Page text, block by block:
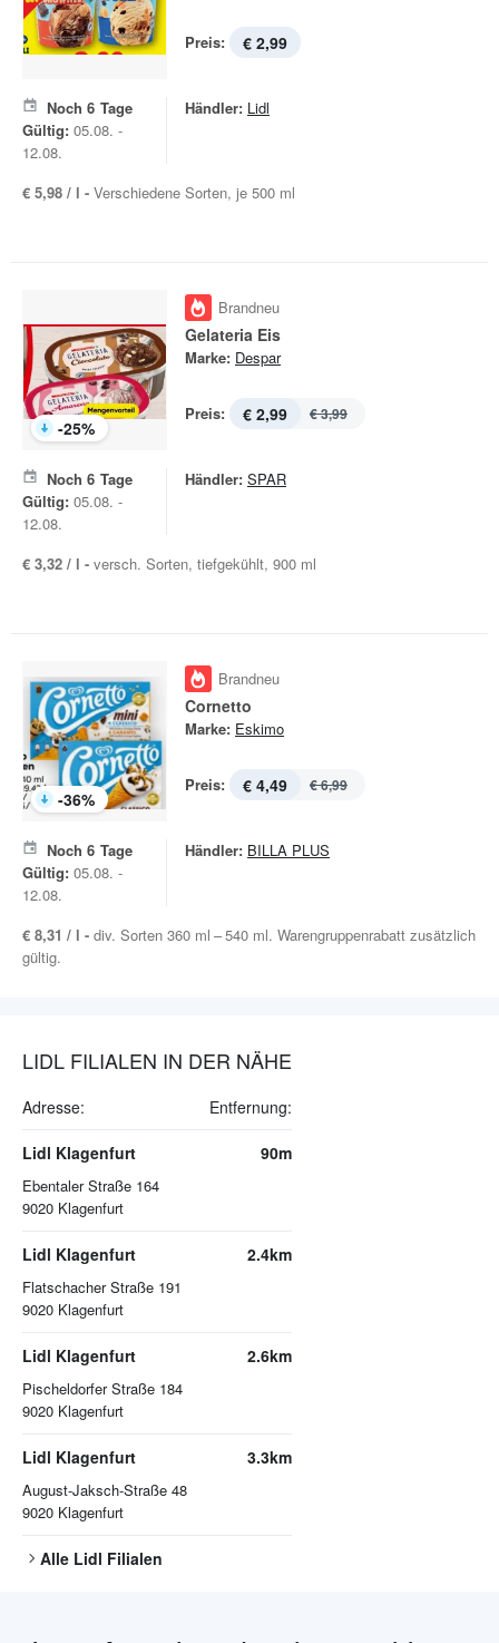
Preis: € 2,99
Noch 6 Tage
Gültig: 05.08. -
12.08.
Händler: Lidl
€ 5,98 / l - Verschiedene Sorten, je 500 ml
-25%
Brandneu
Gelateria Eis
Marke: Despar
Preis: € 2,99 € 3,99
Noch 6 Tage
Gültig: 05.08. -
12.08.
Händler: SPAR
€ 3,32 / l - versch. Sorten, tiefgekühlt, 900 ml
-36%
Brandneu
Cornetto
Marke: Eskimo
Preis: € 4,49 € 6,99
Noch 6 Tage
Gültig: 05.08. -
12.08.
Händler: BILLA PLUS
€ 8,31 / l - div. Sorten 360 ml – 540 ml. Warengruppenrabatt zusätzlich
gültig.
LIDL FILIALEN IN DER NÄHE
Adresse: Entfernung:
Lidl Klagenfurt
Ebentaler Straße 164
9020 Klagenfurt
90m
Lidl Klagenfurt
Flatschacher Straße 191
9020 Klagenfurt
2.4km
Lidl Klagenfurt
Pischeldorfer Straße 184
9020 Klagenfurt
2.6km
Lidl Klagenfurt
August-Jaksch-Straße 48
9020 Klagenfurt
3.3km
Alle Lidl Filialen